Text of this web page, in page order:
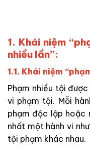
1. Khái niệm
nhiều lần”:
1.1. Khái niệm
Phạm nhiều tội
vi phạm tội. Mỗi
phạm độc lập hoặc
nhất một hành vi
tội phạm khác nhau.